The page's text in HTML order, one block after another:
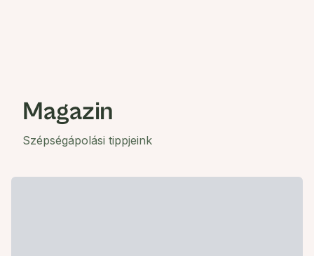
Magazin
Szépségápolási tippjeink